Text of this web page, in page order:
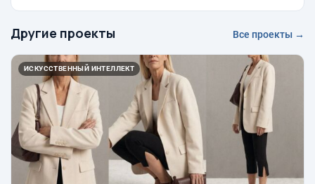
Другие проекты Все проекты →
ИСКУССТВЕННЫЙ ИНТЕЛЛЕКТ